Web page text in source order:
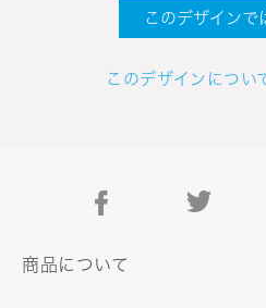
このデザインで
このデザインについ
facebook
商品について